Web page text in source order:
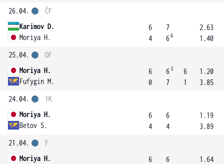
26.04.
Karimov D.
Moriya H.
ČF
6
4
7
66
2.63
1.40
25.04.
Moriya H.
Fufygin M.
OF
6
0
6 3
7
6
1
1.20
3.85
24.04.
Moriya H.
Betov S.
1K
6
4
6
4
1.19
3.89
21.04.
Moriya H.
F
6
6
1.64